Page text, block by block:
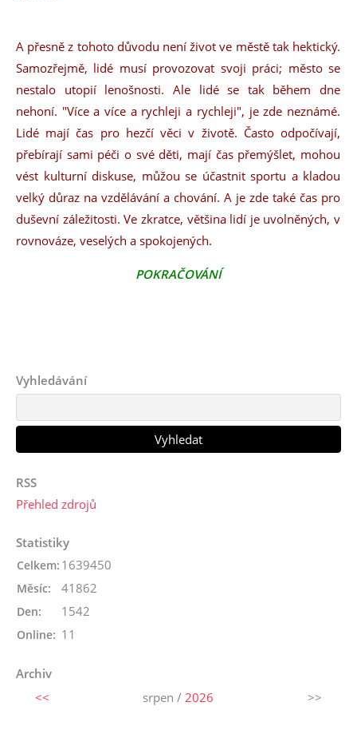
A přesně z tohoto důvodu není život ve městě tak hektický.
Samozřejmě, lidé musí provozovat svoji práci; město se
nestalo utopií lenošnosti. Ale lidé se tak během dne
nehoní. "Více a více a rychleji a rychleji", je zde neznámé.
Lidé mají čas pro hezčí věci v životě. Často odpočívají,
přebírají sami péči o své děti, mají čas přemýšlet, mohou
vést kulturní diskuse, můžou se účastnit sportu a kladou
velký důraz na vzdělávání a chování. A je zde také čas pro
duševní záležitosti. Ve zkratce, většina lidí je uvolněných, v
rovnováze, veselých a spokojených.
POKRAČOVÁNÍ
Vyhledávání
RSS
Přehled zdrojů
Statistiky
Online: 11
Celkem: 1639450
Měsíc: 41862
Den: 1542
Archiv
<<
srpen / 2026 >>